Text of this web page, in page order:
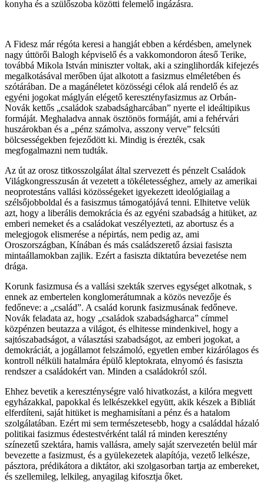
konyha és a szülőszoba közötti felemelő ingázásra.
A Fidesz már régóta keresi a hangját ebben a kérdésben, amelynek
nagy úttörői Balogh képviselő és a vakkomondoron áteső Terike,
továbbá Mikola István miniszter voltak, aki a szinglihordák kifejezés
megalkotásával merőben újat alkotott a fasizmus elméletében és
szótárában. De a magánéletet közösségi célok alá rendelő és az
egyéni jogokat máglyán elégető keresztényfasizmus az Orbán-
Novák kettős „családok szabadságharcában” nyerte el ideáltipikus
formáját. Meghaladva annak ösztönös formáját, ami a fehérvári
huszárokban és a „pénz számolva, asszony verve” felcsúti
bölcsességekben fejeződött ki. Mindig is érezték, csak
megfogalmazni nem tudták.
Az út az orosz titkosszolgálat által szervezett és pénzelt Családok
Világkongresszusán át vezetett a tökéletességhez, amely az amerikai
neoprotestáns vallási közösségeket igyekezett ideológiailag a
szélsőjobboldal és a fasiszmus támogatójává tenni. Elhitetve velük
azt, hogy a liberális demokrácia és az egyéni szabadság a hitüket, az
emberi nemeket és a családokat veszélyezteti, az abortusz és a
melegjogok elismerése a népirtás, nem pedig az, ami
Oroszországban, Kínában és más családszerető ázsiai fasiszta
mintaállamokban zajlik. Ezért a fasiszta diktatúra bevezetése nem
drága.
Korunk fasizmusa és a vallási szekták szerves egységet alkotnak, s
ennek az embertelen konglomerátumnak a közös nevezője és
fedőneve: a „család”. A család korunk fasizmusának fedőneve.
Novák feladata az, hogy „családok szabadságharca” címmel
közpénzen beutazza a világot, és elhitesse mindenkivel, hogy a
sajtószabadságot, a választási szabadságot, az emberi jogokat, a
demokráciát, a jogállamot felszámoló, egyetlen ember kizárólagos és
kontroll nélküli hatalmára épülő kleptokrata, elnyomó és fasiszta
rendszer a családokért van. Minden a családokról szól.
Ehhez bevetik a kereszténységre való hivatkozást, a kilóra megvett
egyházakkal, papokkal és lelkészekkel együtt, akik készek a Bibliát
elferdíteni, saját hitüket is meghamisítani a pénz és a hatalom
szolgálatában. Ezért mi sem természetesebb, hogy a családdal házaló
politikai fasizmus édestestvérként talál rá minden keresztény
színezetű szektára, hamis vallásra, amely saját szervezetén belül már
bevezette a fasizmust, és a gyülekezetek alapítója, vezető lelkésze,
pásztora, prédikátora a diktátor, aki szolgasorban tartja az embereket,
és szellemileg, lelkileg, anyagilag kifosztja őket.